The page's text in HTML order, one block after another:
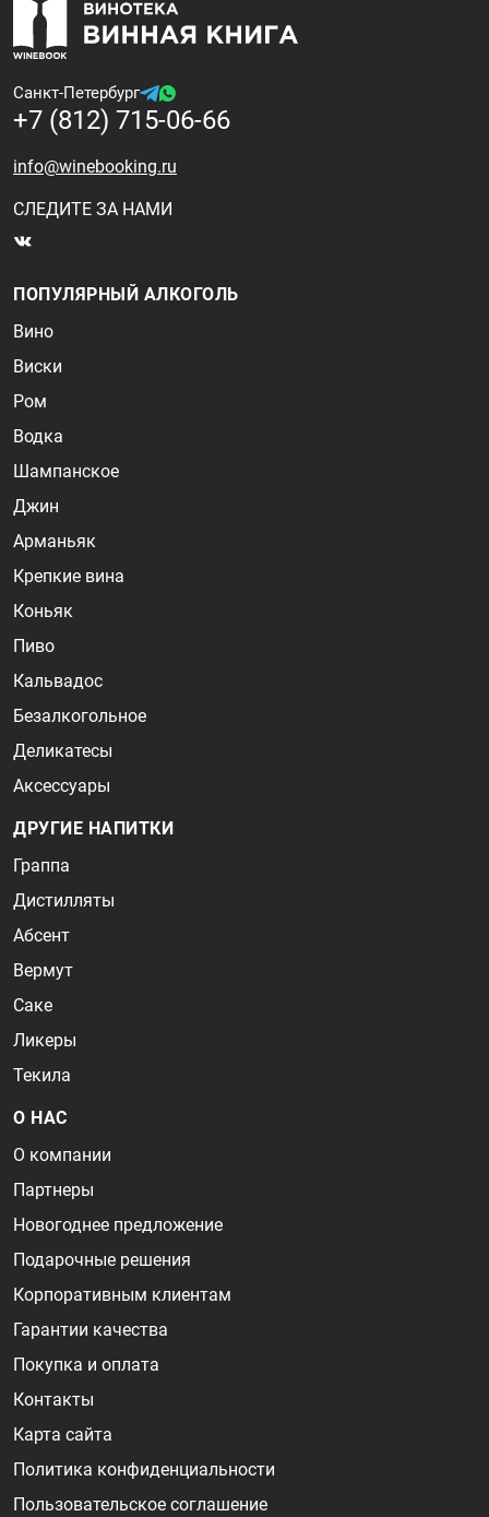
Санкт-Петербург
+7 (812) 715-06-66
info@winebooking.ru
СЛЕДИТЕ ЗА НАМИ
ПОПУЛЯРНЫЙ АЛКОГОЛЬ
Вино
Виски
Ром
Водка
Шампанское
Джин
Арманьяк
Крепкие вина
Коньяк
Пиво
Кальвадос
Безалкогольное
Деликатесы
Аксессуары
ДРУГИЕ НАПИТКИ
Граппа
Дистилляты
Абсент
Вермут
Саке
Ликеры
Текила
О НАС
О компании
Партнеры
Новогоднее предложение
Подарочные решения
Корпоративным клиентам
Гарантии качества
Покупка и оплата
Контакты
Карта сайта
Политика конфиденциальности
Пользовательское соглашение